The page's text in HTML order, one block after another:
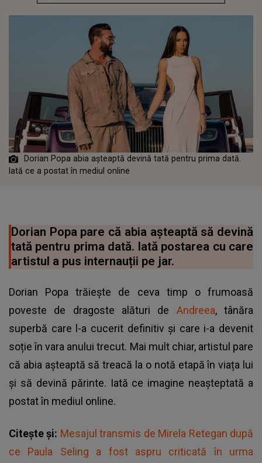
Dorian Popa abia așteaptă devină tată pentru prima dată.
Iată ce a postat în mediul online
Dorian Popa pare că abia așteaptă să devină
tată pentru prima dată. Iată postarea cu care
artistul a pus internauții pe jar.
Dorian Popa trăiește de ceva timp o frumoasă
poveste de dragoste alături de Andreea, tânăra
superbă care l-a cucerit definitiv și care i-a devenit
soție în vara anului trecut. Mai mult chiar, artistul pare
că abia așteaptă să treacă la o notă etapă în viața lui
și să devină părinte. Iată ce imagine neașteptată a
postat în mediul online.
Citește și: Mesajul transmis de Mirela Retegan după
ce Paula Seling a fost aspru criticată în urma